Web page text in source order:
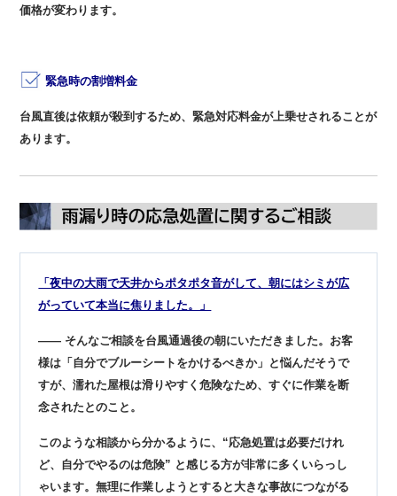
価格が変わります。
緊急時の割増料金
台風直後は依頼が殺到するため、緊急対応料金が上乗せされることが
あります。
「夜中の大雨で天井からポタポタ音がして、朝にはシミが広
がっていて本当に焦りました。」
—— そんなご相談を台風通過後の朝にいただきました。 お客
様は「自分でブルーシートをかけるべきか」と悩んだそうで
すが、濡れた屋根は滑りやすく危険なため、すぐに作業を断
念されたとのこと。
このような相談から分かるように、“応急処置は必要だけれ
ど、自分でやるのは危険” と感じる方が非常に多くいらっし
ゃいます。無理に作業しようとすると大きな事故につながる